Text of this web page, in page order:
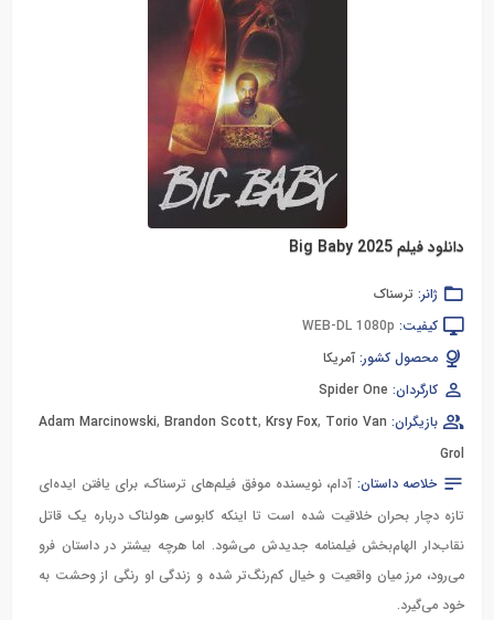
دانلود فیلم Big Baby 2025
ژانر: ترسناک
کیفیت: WEB-DL 1080p
محصول کشور: آمریکا
کارگردان: Spider One
بازیگران:
Adam Marcinowski, Brandon Scott, Krsy Fox, Torio Van
Grol
خلاصه داستان: آدام، نویسنده موفق فیلم‌های ترسناک، برای یافتن ایده‌ای
تازه دچار بحران خلاقیت شده است تا اینکه کابوسی هولناک درباره یک قاتل
نقاب‌دار الهام‌بخش فیلمنامه جدیدش می‌شود. اما هرچه بیشتر در داستان فرو
می‌رود، مرز میان واقعیت و خیال کم‌رنگ‌تر شده و زندگی او رنگی از وحشت به
خود می‌گیرد.